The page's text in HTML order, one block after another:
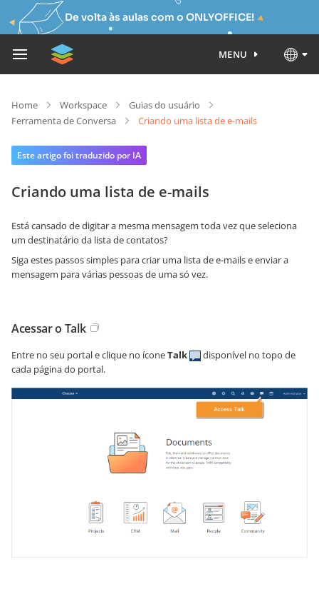
De volta às aulas com o ONLYOFFICE!
MENU
Home Workspace
Guias do usuário
Ferramenta de Conversa
Criando uma lista de e-mails
Este artigo foi traduzido por IA
Criando uma lista de e-mails
Está cansado de digitar a mesma mensagem toda vez que seleciona
um destinatário da lista de contatos?
Siga estes passos simples para criar uma lista de e-mails e enviar a
mensagem para várias pessoas de uma só vez.
Acessar o Talk
Entre no seu portal e clique no íconeTalk
disponível no topo de
cada página do portal.